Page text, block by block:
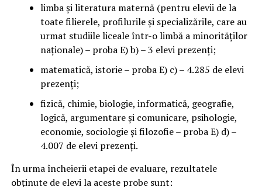
limba și literatura maternă (pentru elevii de la
toate filierele, profilurile şi specializările, care au
urmat studiile liceale într-o limbă a minorităților
naționale) – proba E) b) – 3 elevi prezenți;
matematică, istorie – proba E) c) – 4.285 de elevi
prezenți;
fizică, chimie, biologie, informatică, geografie,
logică, argumentare și comunicare, psihologie,
economie, sociologie și filozofie – proba E) d) –
4.007 de elevi prezenți.
În urma încheierii etapei de evaluare, rezultatele
obținute de elevi la aceste probe sunt: